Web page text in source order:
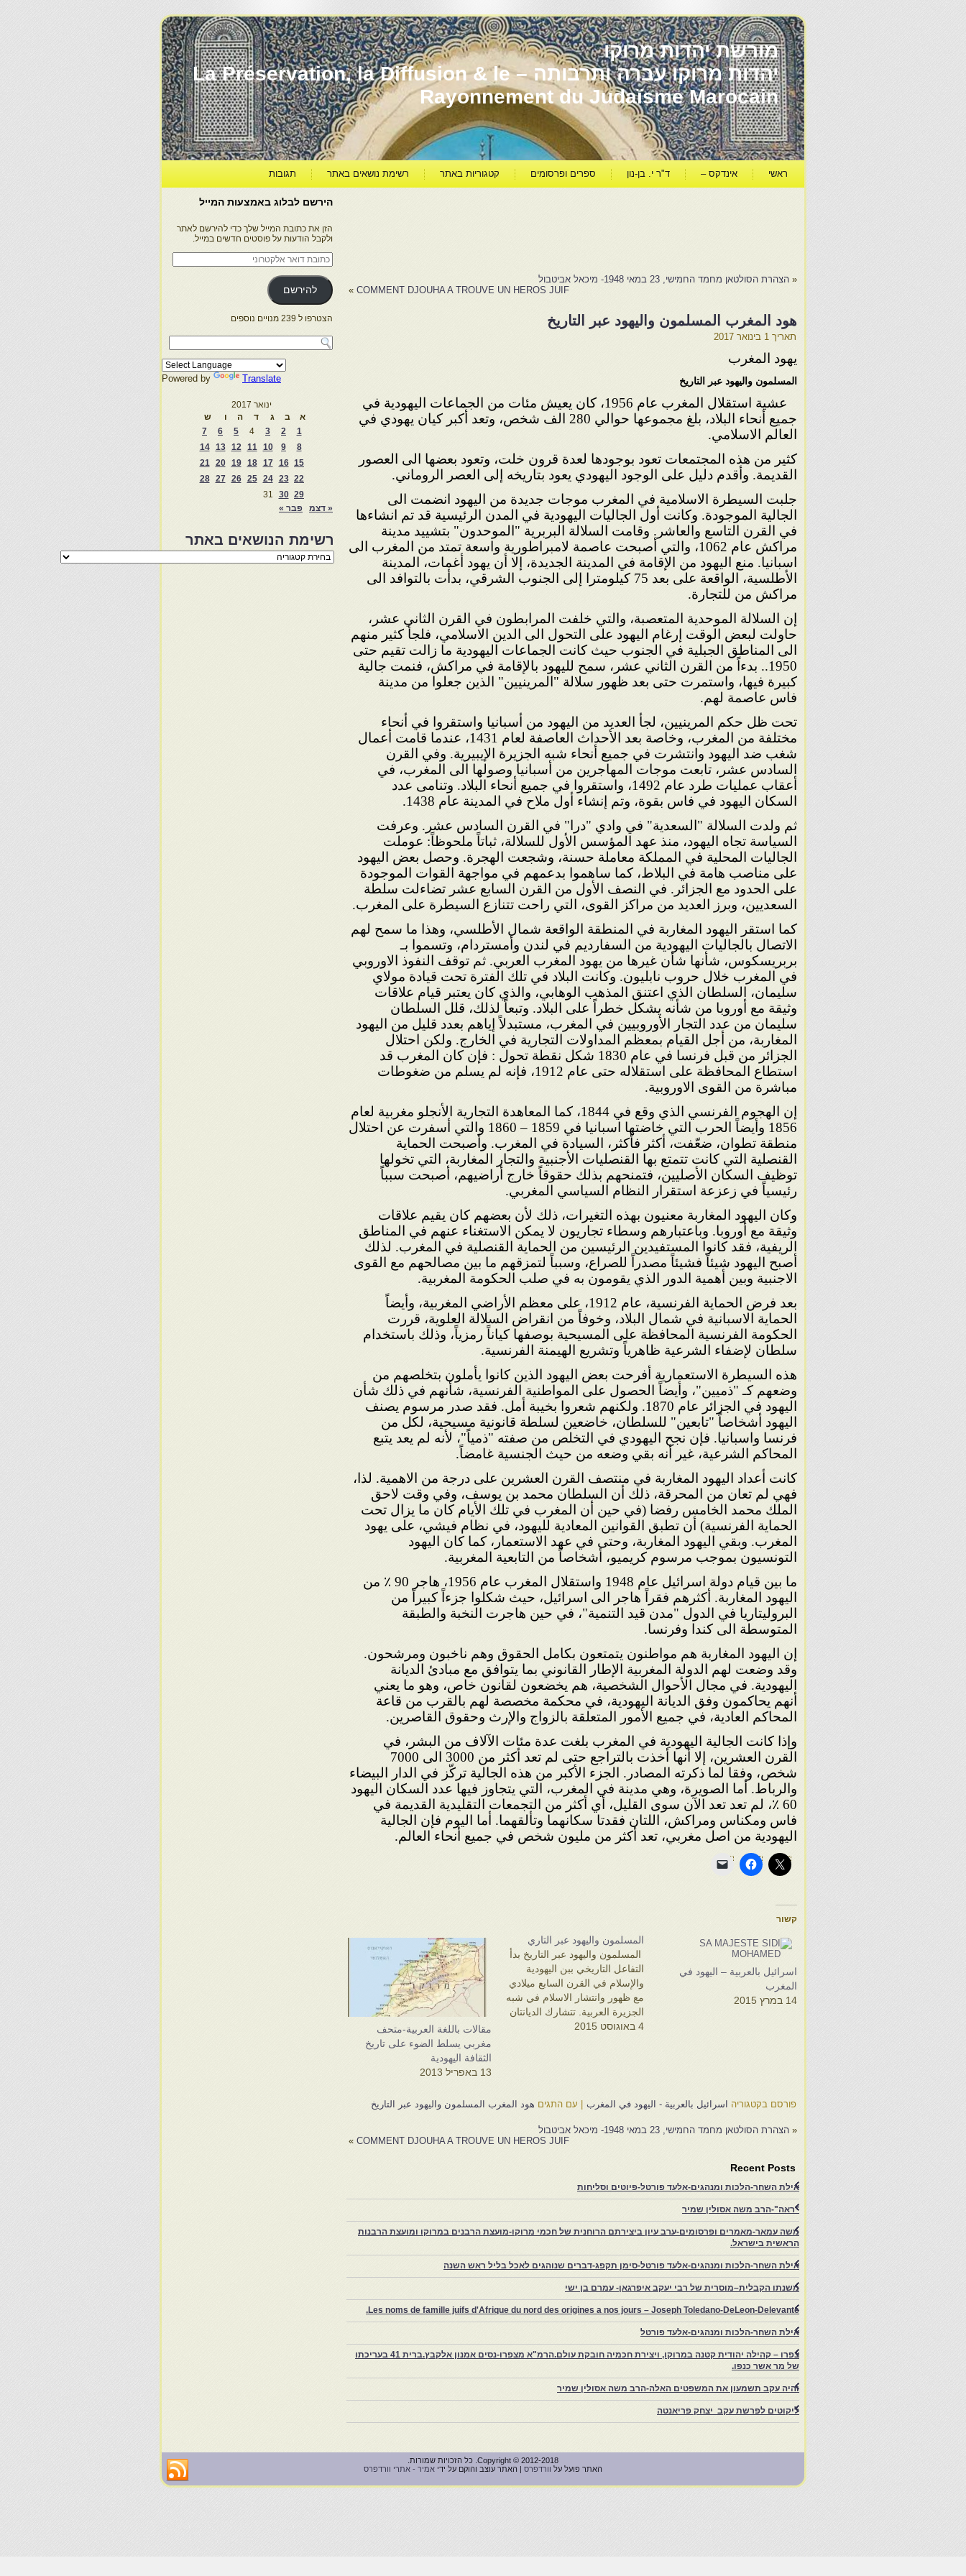
מורשת יהדות מרוקו
יהדות מרוקו עברה ותרבותה – La Préservation, la Diffusion & le
Rayonnement du Judaïsme Marocain
ראשי אינדקס – ד"ר י. בן-נון ספרים ופרסומים קטגוריות באתר רשימת נושאים באתר תגובות
« הצהרת הסולטאן מחמד החמישי, 23 במאי 1948- מיכאל אביטבול
COMMENT DJOUHA A TROUVE UN HEROS JUIF
»
هود المغرب المسلمون واليهود عبر التاريخ
תאריך 1 בינואר 2017
يهود المغرب
المسلمون واليهود عبر التاريخ
عشية استقلال المغرب عام 1956، كان يعيش مئات من الجماعات اليهودية في
جميع أنحاء البلاد، بلغ مجموعها حوالي 280 الف شخص، وتعد أكبر كيان يهودي في
العالم الاسلامي.
كثير من هذه المجتمعات تعود بوجودها لعدة قرون خلت، وتعود بعضها الى العصور
القديمة. وأقدم دليل على الوجود اليهودي يعود بتاريخه إلى العصر الروماني.
جلبت السيطرة الاسلامية في المغرب موجات جديدة من اليهود انضمت الى
الجالية الموجودة. وكانت أول الجاليات اليهودية في المدن الرئيسية قد تم انشاءها
في القرن التاسع والعاشر. وقامت السلالة البربرية "الموحدون" بتشييد مدينة
مراكش عام 1062، والتي أصبحت عاصمة لامبراطورية واسعة تمتد من المغرب الى
اسبانيا. منع اليهود من الإقامة في المدينة الجديدة، إلا أن يهود أغمات، المدينة
الأطلسية، الواقعة على بعد 75 كيلومترا إلى الجنوب الشرقي، بدأت بالتوافد الى
مراكش من للتجارة.
إن السلالة الموحدية المتعصبة، والتي خلفت المرابطون في القرن الثاني عشر،
حاولت لبعض الوقت إرغام اليهود على التحول الى الدين الاسلامي، فلجأ كثير منهم
الى المناطق الجبلية في الجنوب حيث كانت الجماعات اليهودية ما زالت تقيم حتى
1950.. بدءاً من القرن الثاني عشر، سمح لليهود بالإقامة في مراكش، فنمت جالية
كبيرة فيها، واستمرت حتى بعد ظهور سلالة "المرينيين" الذين جعلوا من مدينة
فاس عاصمة لهم.
تحت ظل حكم المرينيين، لجأ العديد من اليهود من أسبانيا واستقروا في أنحاء
مختلفة من المغرب، وخاصة بعد الأحداث العاصفة لعام 1431، عندما قامت أعمال
شغب ضد اليهود وانتشرت في جميع أنحاء شبه الجزيرة الإيبيرية. وفي القرن
السادس عشر، تابعت موجات المهاجرين من أسبانيا وصولها الى المغرب، في
أعقاب عمليات طرد عام 1492، واستقروا في جميع أنحاء البلاد. وتنامى عدد
السكان اليهود في فاس بقوة، وتم إنشاء أول ملاح في المدينة عام 1438.
ثم ولدت السلالة "السعدية" في وادي "درا" في القرن السادس عشر. وعرفت
السياسة تجاه اليهود، منذ عهد المؤسس الأول للسلالة، ثباتاً ملحوظاً: عوملت
الجاليات المحلية في المملكة معاملة حسنة، وشجعت الهجرة. وحصل بعض اليهود
على مناصب هامة في البلاط، كما ساهموا بدعمهم في مواجهة القوات الموجودة
على الحدود مع الجزائر. في النصف الأول من القرن السابع عشر تضاءلت سلطة
السعديين، وبرز العديد من مراكز القوى، التي راحت تتنازع السيطرة على المغرب.
كما استقر اليهود المغاربة في المنطقة الواقعة شمال الأطلسي، وهذا ما سمح لهم
الاتصال بالجاليات اليهودية من السفارديم في لندن وأمستردام، وتسموا بـ
بربريسكوس، شأنها شأن غيرها من يهود المغرب العربي. ثم توقف النفوذ الاوروبي
في المغرب خلال حروب نابليون. وكانت البلاد في تلك الفترة تحت قيادة مولاي
سليمان، السلطان الذي اعتنق المذهب الوهابي، والذي كان يعتبر قيام علاقات
وثيقة مع أوروبا من شأنه يشكل خطراً على البلاد. وتبعاً لذلك، قلل السلطان
سليمان من عدد التجار الأوروبيين في المغرب، مستبدلاً إياهم بعدد قليل من اليهود
المغاربة، من أجل القيام بمعظم المداولات التجارية في الخارج. ولكن احتلال
الجزائر من قبل فرنسا في عام 1830 شكل نقطة تحول : فإن كان المغرب قد
استطاع المحافظة على استقلاله حتى عام 1912، فإنه لم يسلم من ضغوطات
مباشرة من القوى الاوروبية.
إن الهجوم الفرنسي الذي وقع في 1844، كما المعاهدة التجارية الأنجلو مغربية لعام
1856 وأيضاً الحرب التي خاضتها اسبانيا في 1859 – 1860 والتي أسفرت عن احتلال
منطقة تطوان، ضعّفت، أكثر فأكثر، السيادة في المغرب. وأصبحت الحماية
القنصلية التي كانت تتمتع بها القنصليات الأجنبية والتجار المغاربة، التي تخولها
توظيف السكان الأصليين، فتمنحهم بذلك حقوقاً خارج أراضيهم، أصبحت سبباً
رئيسياً في زعزعة استقرار النظام السياسي المغربي.
وكان اليهود المغاربة معنيون بهذه التغيرات، ذلك لأن بعضهم كان يقيم علاقات
وثيقة مع أوروبا. وباعتبارهم وسطاء تجاريون لا يمكن الاستغناء عنهم في المناطق
الريفية، فقد كانوا المستفيدين الرئيسين من الحماية القنصلية في المغرب. لذلك
أصبح اليهود شيئاً فشيئاً مصدراً للصراع، وسبباً لتمزقهم ما بين مصالحهم مع القوى
الاجنبية وبين أهمية الدور الذي يقومون به في صلب الحكومة المغربية.
بعد فرض الحماية الفرنسية، عام 1912، على معظم الأراضي المغربية، وأيضاً
الحماية الاسبانية في شمال البلاد، وخوفاً من انقراض السلالة العلوية، قررت
الحكومة الفرنسية المحافظة على المسيحية بوصفها كياناً رمزياً، وذلك باستخدام
سلطان لإضفاء الشرعية ظاهرياً وتشريع الهيمنة الفرنسية.
هذه السيطرة الاستعمارية أفرحت بعض اليهود الذين كانوا يأملون بتخلصهم من
وضعهم كـ "ذميين"، وأيضاً الحصول على المواطنية الفرنسية، شأنهم في ذلك شأن
اليهود في الجزائر عام 1870. ولكنهم شعروا بخيبة أمل. فقد صدر مرسوم يصنف
اليهود أشخاصاً "تابعين" للسلطان، خاضعين لسلطة قانونية مسيحية، لكل من
فرنسا واسبانيا. فإن نجح اليهودي في التخلص من صفته "ذمياً"، لأنه لم يعد يتبع
المحاكم الشرعية، غير أنه بقي وضعه من حيث الجنسية غامضاً.
كانت أعداد اليهود المغاربة في منتصف القرن العشرين على درجة من الاهمية. لذا،
فهي لم تعان من المحرقة، ذلك أن السلطان محمد بن يوسف، وفي وقت لاحق
الملك محمد الخامس رفضا (في حين أن المغرب في تلك الأيام كان ما يزال تحت
الحماية الفرنسية) أن تطبق القوانين المعادية لليهود، في نظام فيشي، على يهود
المغرب. وبقي اليهود المغاربة، وحتى في عهد الاستعمار، كما كان اليهود
التونسيون بموجب مرسوم كريميو، أشخاصاً من التابعية المغربية.
ما بين قيام دولة اسرائيل عام 1948 واستقلال المغرب عام 1956، هاجر 90 ٪ من
اليهود المغاربة. أكثرهم فقراً هاجر الى اسرائيل، حيث شكلوا جزءاً كبيراً من
البروليتاريا في الدول "مدن قيد التنمية"، في حين هاجرت النخبة والطبقة
المتوسطة الى كندا وفرنسا.
إن اليهود المغاربة هم مواطنون يتمتعون بكامل الحقوق وهم ناخبون ومرشحون.
وقد وضعت لهم الدولة المغربية الإطار القانوني بما يتوافق مع مبادئ الديانة
اليهودية. في مجال الأحوال الشخصية، هم يخضعون لقانون خاص، وهو ما يعني
أنهم يحاكمون وفق الديانة اليهودية، في محكمة مخصصة لهم بالقرب من قاعة
المحاكم العادية، في جميع الأمور المتعلقة بالزواج والإرث وحقوق القاصرين.
وإذا كانت الجالية اليهودية في المغرب بلغت عدة مئات الآلاف من البشر، في
القرن العشرين، إلا أنها أخذت بالتراجع حتى لم تعد أكثر من 3000 الى 7000
شخص، وفقا لما ذكرته المصادر. الجزء الأكبر من هذه الجالية تركّز في الدار البيضاء
والرباط. أما الصويرة، وهي مدينة في المغرب، التي يتجاوز فيها عدد السكان اليهود
60 ٪، لم تعد تعد الآن سوى القليل، أي أكثر من التجمعات التقليدية القديمة في
فاس ومكناس ومراكش، اللتان فقدتا سكانهما وتألقهما. أما اليوم فإن الجالية
اليهودية من اصل مغربي، تعد أكثر من مليون شخص في جميع أنحاء العالم.
קשור
اسرائيل بالعربية – اليهود في
المغرب
14 במרץ 2015
المسلمون واليهود عبر التاري
المسلمون واليهود عبر التاريخ بدأ
التفاعل التاريخي ببن اليهودية
والإسلام في القرن السابع ميلادي
مع ظهور وانتشار الاسلام في شبه
الجزيرة العربية. تتشارك الديانتان
اليهودية والإسلام المنبع نفسه في
الدينية والتركيبة…
4 באוגוסט 2015
مقالات باللغة العربية-متحف
مغربي يسلط الضوء على تاريخ
الثقافة اليهودية
13 באפריל 2013
פורסם בקטגוריה اسرائيل بالعربية - اليهود في المغرب עם התגים هود المغرب المسلمون واليهود عبر التاريخ
« הצהרת הסולטאן מחמד החמישי, 23 במאי 1948- מיכאל אביטבול
COMMENT DJOUHA A TROUVE UN HEROS JUIF
»
Recent Posts
אילת השחר-הלכות ומנהגים-אלעד פורטל-פיוטים וסליחות
"ראה"-הרב משה אסולין שמיר
משה עמאר-מאמרים ופרסומים-ערב עיון ביצירתם הרוחנית של חכמי מרוקו-מועצת הרבנים במרוקו ומועצת הרבנות
הראשית בישראל.
אילת השחר-הלכות ומנהגים-אלעד פורטל-סימן תקפג-דברים שנוהגים לאכל בליל ראש השנה
משנתו הקבלית–מוסרית של רבי יעקב איפרגאן- עמרם בן ישי
Les noms de famille juifs d'Afrique du nord des origines a nos jours – Joseph Toledano-DeLeon-Delevante.
אילת השחר-הלכות ומנהגים-אלעד פורטל
צפרו – קהילה יהודית קטנה במרוקו, ויצירת חכמיה חובקת עולם.הרמ"א מצפרו-נסים אמנון אלקבץ.ברית 41 בעריכתו
של מר אשר כנפו.
והיה עקב תשמעון את המשפטים האלה-הרב משה אסולין שמיר
ליקוטים לפרשת עקב יצחק פריאנטה
הירשם לבלוג באמצעות המייל
הזן את כתובת המייל שלך כדי להירשם לאתר
ולקבל הודעות על פוסטים חדשים במייל.
כתובת
דואר
אלקטרוני
להירשם
הצטרפו ל 239 מנויים נוספים
Powered by Translate
ינואר 2017
א
ב ג ד ה ו
ש
1
2
3
4
5
6
7
8
9
10
11
12
13
14
15
16
17
18
19
20
21
22
23
24
25
26
27
28
29
30
31
« דצמ
פבר »
רשימת הנושאים באתר
רשימת
הנושאים
Copyright © 2012-2018. כל הזכויות שמורות.
האתר פועל על וורדפרס | האתר עוצב והוקם על ידי אמיר - אתרי וורדפרס